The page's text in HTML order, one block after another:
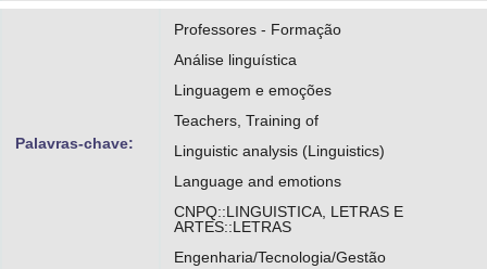
Palavras-chave:
Professores - Formação
Análise linguística
Linguagem e emoções
Teachers, Training of
Linguistic analysis (Linguistics)
Language and emotions
CNPQ::LINGUISTICA, LETRAS E
ARTES::LETRAS
Engenharia/Tecnologia/Gestão